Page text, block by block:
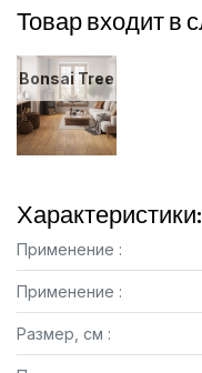
Товар входит в
Bonsai Tree
Характеристики:
Применение :
Применение :
Размер, см :